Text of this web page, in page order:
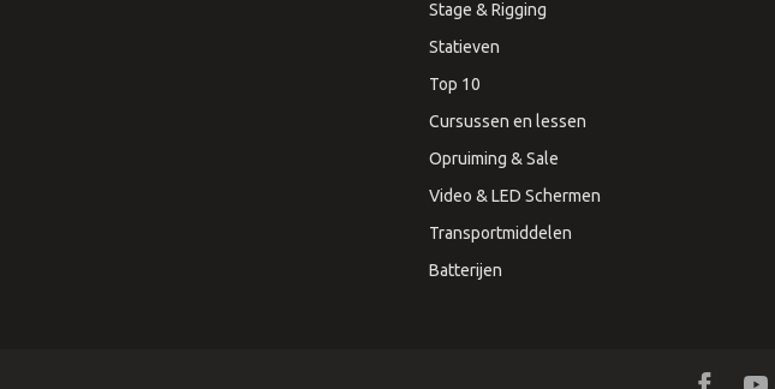
Stage & Rigging
Statieven
Top 10
Cursussen en lessen
Opruiming & Sale
Video & LED Schermen
Transportmiddelen
Batterijen